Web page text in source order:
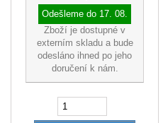
Odešleme do 17. 08.
Zboží je dostupné v
externím skladu a bude
odesláno ihned po jeho
doručení k nám.